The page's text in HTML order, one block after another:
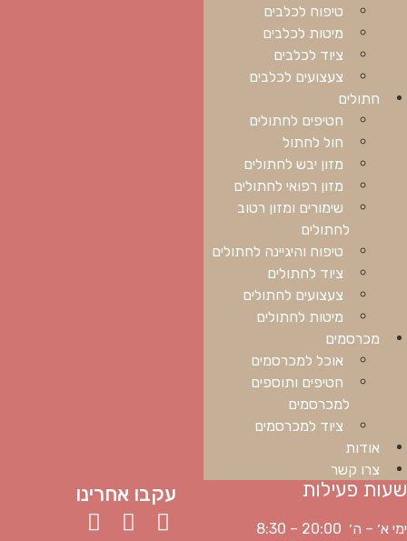
טיפוח לכלבים
מיטות לכלבים
ציוד לכלבים
צעצועים לכלבים
חתולים
חטיפים לחתולים
חול לחתול
מזון יבש לחתולים
מזון רפואי לחתולים
שימורים ומזון רטוב
לחתולים
טיפוח והיגיינה לחתולים
ציוד לחתולים
צעצועים לחתולים
מיטות לחתולים
מכרסמים
אוכל למכרסמים
חטיפים ותוספים
למכרסמים
ציוד למכרסמים
אודות
צרו קשר
שעות פעילות
ימי א׳ – ה׳ 20:00 – 8:30
עקבו אחרינו